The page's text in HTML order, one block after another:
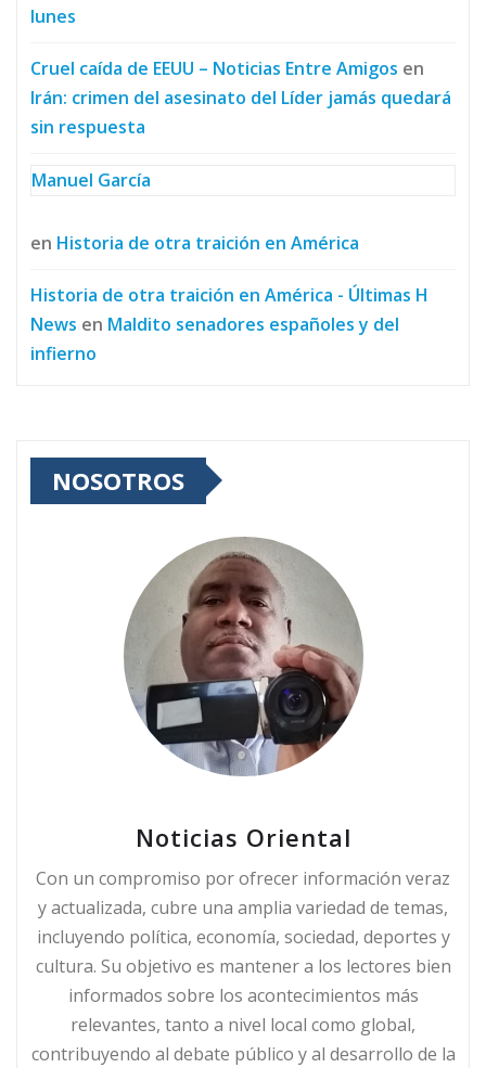
lunes
Cruel caída de EEUU – Noticias Entre Amigos en
Irán: crimen del asesinato del Líder jamás quedará
sin respuesta
Manuel García
en Historia de otra traición en América
Historia de otra traición en América - Últimas H
News en Maldito senadores españoles y del
infierno
NOSOTROS
Noticias Oriental
Con un compromiso por ofrecer información veraz
y actualizada, cubre una amplia variedad de temas,
incluyendo política, economía, sociedad, deportes y
cultura. Su objetivo es mantener a los lectores bien
informados sobre los acontecimientos más
relevantes, tanto a nivel local como global,
contribuyendo al debate público y al desarrollo de la